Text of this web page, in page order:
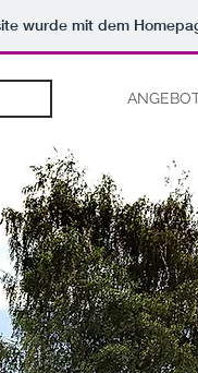
wurde mit dem